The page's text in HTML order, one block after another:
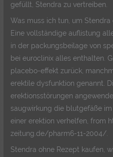
gefüllt, Stendra zu vertreiben.
Was muss ich tun, um Stendra
Eine vollständige auflistung
in der packungsbeilage von
bei euroclinix alles enthalten.
placebo-effekt zurück,
erektile dysfunktion genannt.
erektionsstörungen
saugwirkung die blutgefäße
einer erektion verhelfen, from
zeitung.de/pharm6-11-2004/.
Stendra ohne Rezept kaufen,